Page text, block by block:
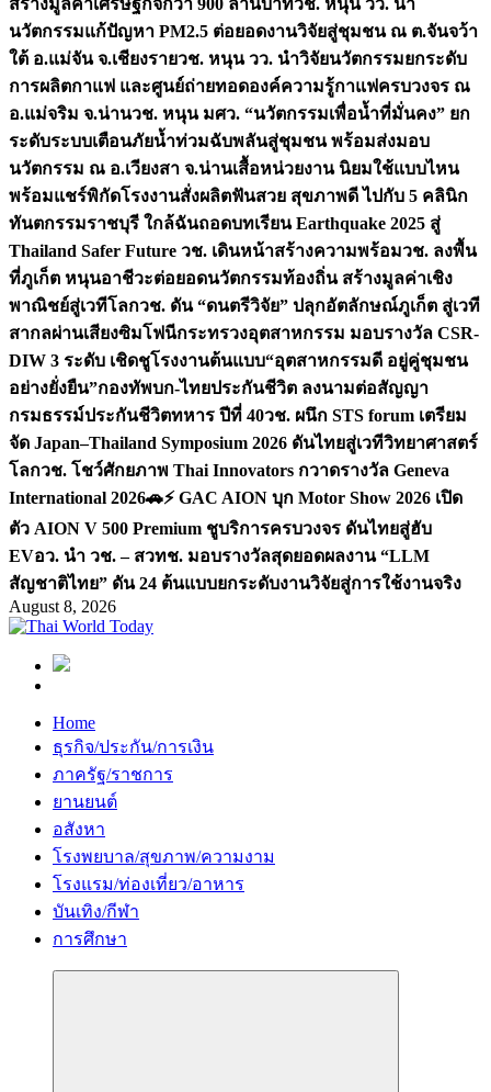
สร้างมูลค่าเศรษฐกิจกว่า 900 ล้านบาทวช. หนุน วว. นำ
นวัตกรรมแก้ปัญหา PM2.5 ต่อยอดงานวิจัยสู่ชุมชน ณ ต.จันจว้า
ใต้ อ.แม่จัน จ.เชียงรายวช. หนุน วว. นำวิจัยนวัตกรรมยกระดับ
การผลิตกาแฟ และศูนย์ถ่ายทอดองค์ความรู้กาแฟครบวงจร ณ
อ.แม่จริม จ.น่านวช. หนุน มศว. “นวัตกรรมเพื่อน้ำที่มั่นคง” ยก
ระดับระบบเตือนภัยน้ำท่วมฉับพลันสู่ชุมชน พร้อมส่งมอบ
นวัตกรรม ณ อ.เวียงสา จ.น่านเสื้อหน่วยงาน นิยมใช้แบบไหน
พร้อมแชร์พิกัดโรงงานสั่งผลิตฟันสวย สุขภาพดี ไปกับ 5 คลินิก
ทันตกรรมราชบุรี ใกล้ฉันถอดบทเรียน Earthquake 2025 สู่
Thailand Safer Future วช. เดินหน้าสร้างความพร้อมวช. ลงพื้น
ที่ภูเก็ต หนุนอาชีวะต่อยอดนวัตกรรมท้องถิ่น สร้างมูลค่าเชิง
พาณิชย์สู่เวทีโลกวช. ดัน “ดนตรีวิจัย” ปลุกอัตลักษณ์ภูเก็ต สู่เวที
สากลผ่านเสียงซิมโฟนีกระทรวงอุตสาหกรรม มอบรางวัล CSR-
DIW 3 ระดับ เชิดชูโรงงานต้นแบบ“อุตสาหกรรมดี อยู่คู่ชุมชน
อย่างยั่งยืน”กองทัพบก-ไทยประกันชีวิต ลงนามต่อสัญญา
กรมธรรม์ประกันชีวิตทหาร ปีที่ 40วช. ผนึก STS forum เตรียม
จัด Japan–Thailand Symposium 2026 ดันไทยสู่เวทีวิทยาศาสตร์
โลกวช. โชว์ศักยภาพ Thai Innovators กวาดรางวัล Geneva
International 2026🚗⚡️ GAC AION บุก Motor Show 2026 เปิด
ตัว AION V 500 Premium ชูบริการครบวงจร ดันไทยสู่ฮับ
EVอว. นำ วช. – สวทช. มอบรางวัลสุดยอดผลงาน “LLM
สัญชาติไทย” ดัน 24 ต้นแบบยกระดับงานวิจัยสู่การใช้งานจริง
August 8, 2026
Home
ธุรกิจ/ประกัน/การเงิน
ภาครัฐ/ราชการ
ยานยนต์
อสังหา
โรงพยบาล/สุขภาพ/ความงาม
โรงแรม/ท่องเที่ยว/อาหาร
บันเทิง/กีฬา
การศึกษา